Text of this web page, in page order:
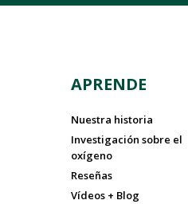
APRENDE
Nuestra historia
Investigación sobre el
oxígeno
Reseñas
Vídeos + Blog